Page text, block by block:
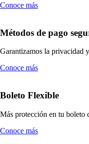
Conoce más
Métodos de pago
Garantizamos la privacidad
Conoce más
Boleto Flexible
Más protección en tu boleto
Conoce más